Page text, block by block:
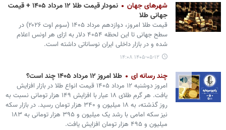
شهرهای جهان
نمودار قیمت طلا ۱۲ مرداد ۱۴۰۵ + قیمت
جهانی طلا
قیمت طلا امروز، دوازدهم مرداد ۱۴۰۵ (‌سوم اوت ۲۰۲۶) در
سطح جهانی تا این لحظه ۴۰۵۴ دلار به ازای هر اونس اعلام
شده و در بازار داخلی ایران نوساناتی داشته است.
۱۴۰۵-۰۵-۱۲ ۱۴:۰۸
چند رسانه ای طلا امروز ۱۲ مرداد ۱۴۰۵ چند است؟
امروز دوشنبه ۱۲ مرداد ۱۴۰۵ قیمت انواع طلا در بازار افزایش
یافت. هر گرم طلای ۱۸ عیار با افزایش ۱۴۹ هزار تومانی نسبت به
روز گذشته، به ۱۸ میلیون و ۳۴۰ هزار تومان رسید. در بازار سکه
نیز سکه امامی با رشد یک میلیون و ۳۹۵ هزار تومانی به ۱۸۳
میلیون و ۴۹۵ هزار تومان افزایش یافت.